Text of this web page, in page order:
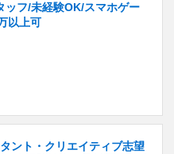
ッフ/未経験OK/スマホゲー
以上可
ント・クリエイティブ志望